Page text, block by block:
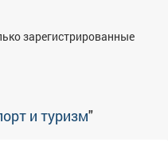
зарегистрированные
и туризм"